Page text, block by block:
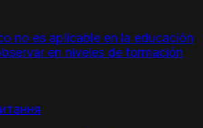
no es aplicable en la educación
en niveles de formación